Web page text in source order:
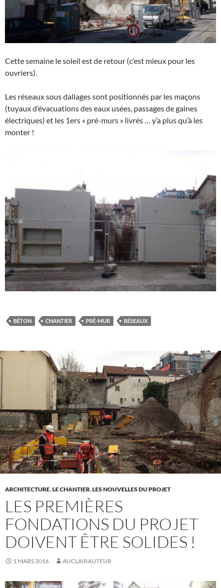
Cette semaine le soleil est de retour (c’est mieux pour les
ouvriers).
Les réseaux sous dallages sont positionnés par les maçons
(tuyaux d’évacuations des eaux usées, passages de gaines
électriques) et les 1ers « pré-murs » livrés … y’a plus qu’à les
monter !
BÉTON CHANTIER PRÉ-MUR RÉSEAUX
ARCHITECTURE,LE CHANTIER,LES NOUVELLES DU PROJET
LES PREMIÈRES
FONDATIONS DU PROJET
DOIVENT ÊTRE SOLIDES !
1 MARS 2016 AUCLAIRAUTEUR